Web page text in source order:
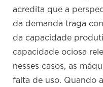
acredita que a
da demanda traga
da capacidade
capacidade ociosa
nesses casos, as
falta de uso. Quando